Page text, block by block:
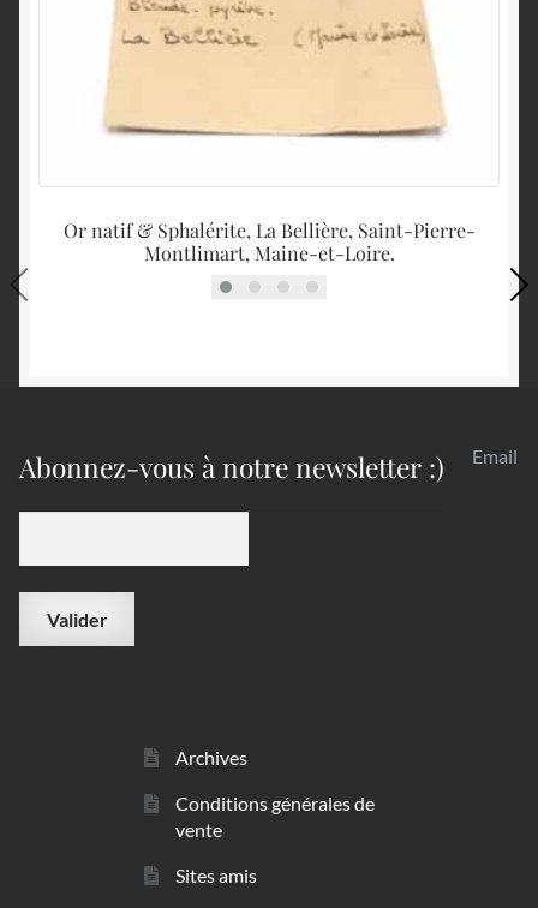
Or natif & Sphalérite, La Bellière, Saint-Pierre-
Montlimart, Maine-et-Loire.
Abonnez-vous à notre newsletter :) Email
Archives
Conditions générales de
vente
Sites amis